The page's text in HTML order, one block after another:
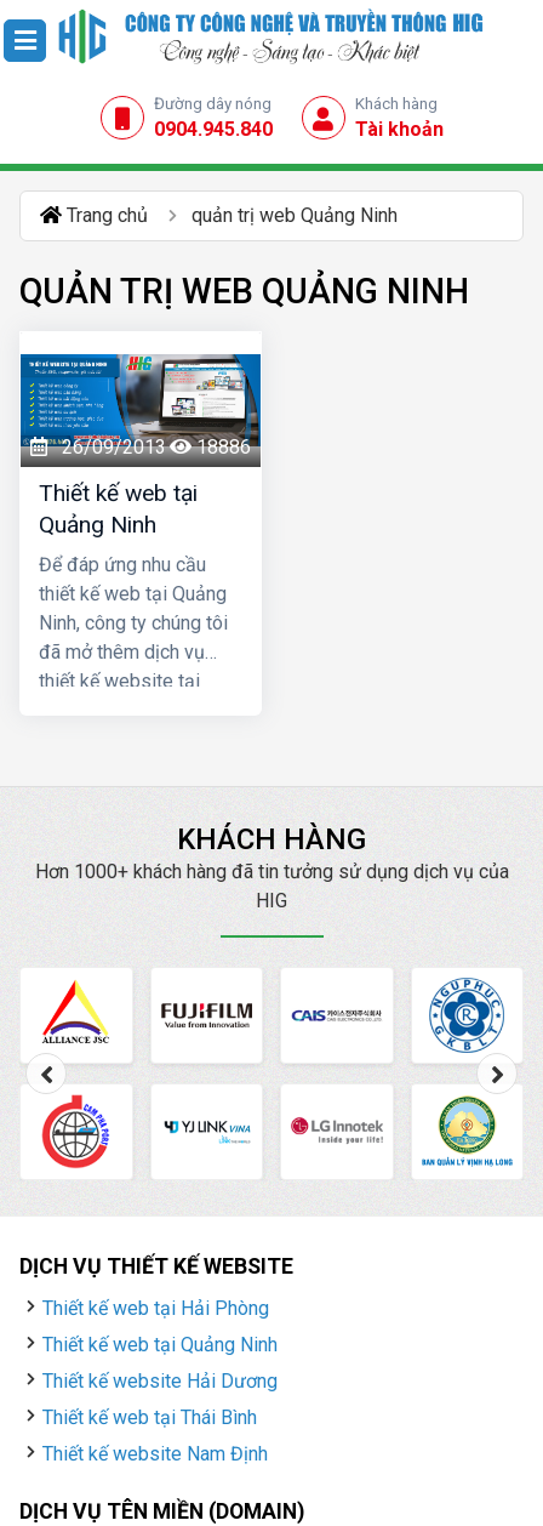
Đường dây nóng
0904.945.840
Khách hàng
Tài khoản
Trang chủ quản trị web Quảng Ninh
QUẢN TRỊ WEB QUẢNG NINH
26/09/2013 18886
Thiết kế web tại
Quảng Ninh
Để đáp ứng nhu cầu
thiết kế web tại Quảng
Ninh, công ty chúng tôi
đã mở thêm dịch vụ
thiết kế website tại
của internet và công
khoảng cách về địa lý
Quảng Ninh công ty
chúng tôi cũng có thể
cung cấp dịch vụ thiết
kế web và hỗ trợ như
đang ở ngay cạnh quý
khách.
KHÁCH HÀNG
Hơn 1000+ khách hàng đã tin tưởng sử dụng dịch vụ của
HIG
DỊCH VỤ THIẾT KẾ WEBSITE
Thiết kế web tại Hải Phòng
Thiết kế web tại Quảng Ninh
Thiết kế website Hải Dương
Thiết kế web tại Thái Bình
Thiết kế website Nam Định
DỊCH VỤ TÊN MIỀN (DOMAIN)